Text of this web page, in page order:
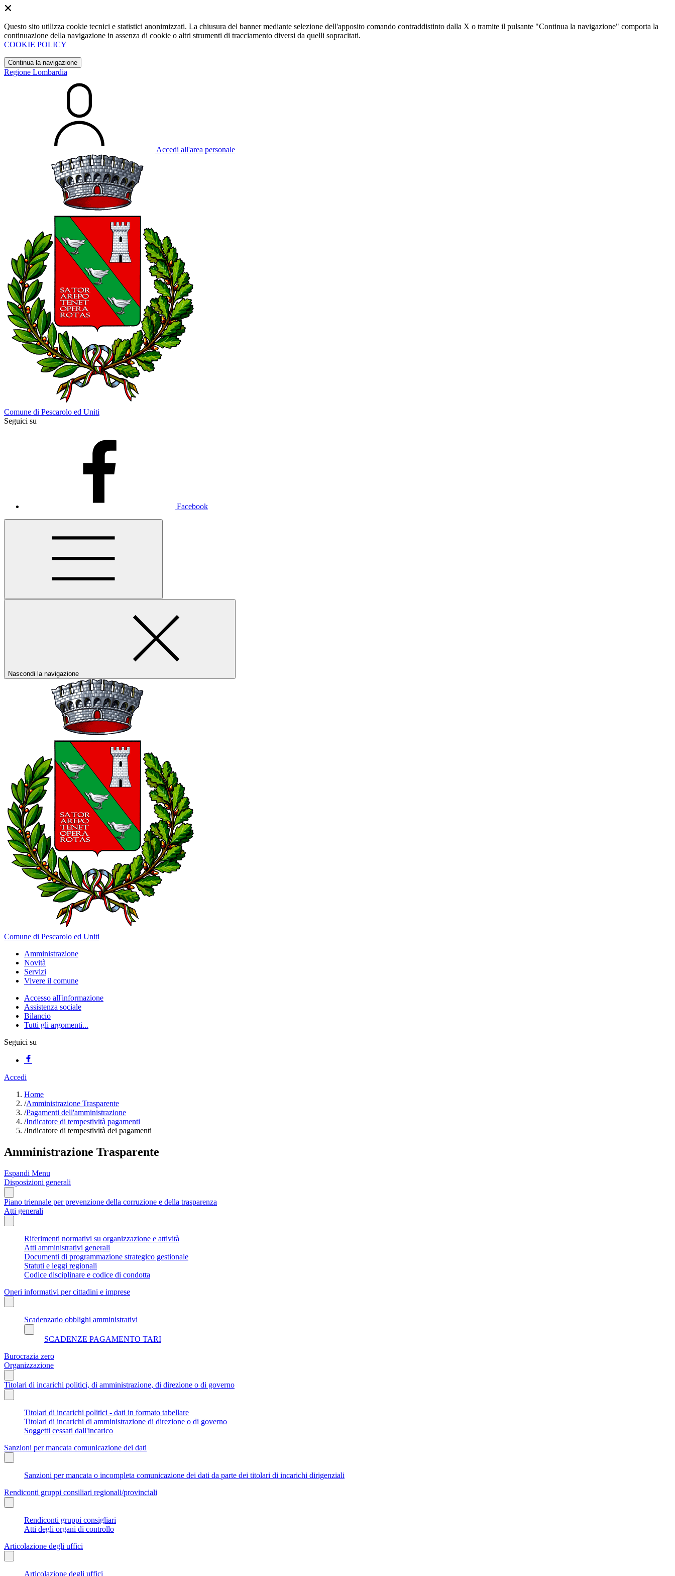
Questo sito utilizza cookie tecnici e statistici anonimizzati. La chiusura del banner mediante selezione dell'apposito comando contraddistinto dalla X o tramite il pulsante "Continua la navigazione" comporta la
continuazione della navigazione in assenza di cookie o altri strumenti di tracciamento diversi da quelli sopracitati.
COOKIE POLICY
Continua la navigazione
Regione Lombardia
Accedi all'area personale
Comune di Pescarolo ed Uniti
Seguici su
Facebook
Nascondi la navigazione
Comune di Pescarolo ed Uniti
Amministrazione
Novità
Servizi
Vivere il comune
Accesso all'informazione
Assistenza sociale
Bilancio
Tutti gli argomenti...
Seguici su
Accedi
Home
/Amministrazione Trasparente
/Pagamenti dell'amministrazione
/Indicatore di tempestività pagamenti
/Indicatore di tempestività dei pagamenti
Amministrazione Trasparente
Espandi Menu
Disposizioni generali
Piano triennale per prevenzione della corruzione e della trasparenza
Atti generali
Riferimenti normativi su organizzazione e attività
Atti amministrativi generali
Documenti di programmazione strategico gestionale
Statuti e leggi regionali
Codice disciplinare e codice di condotta
Oneri informativi per cittadini e imprese
Scadenzario obblighi amministrativi
SCADENZE PAGAMENTO TARI
Burocrazia zero
Organizzazione
Titolari di incarichi politici, di amministrazione, di direzione o di governo
Titolari di incarichi politici - dati in formato tabellare
Titolari di incarichi di amministrazione di direzione o di governo
Soggetti cessati dall'incarico
Sanzioni per mancata comunicazione dei dati
Sanzioni per mancata o incompleta comunicazione dei dati da parte dei titolari di incarichi dirigenziali
Rendiconti gruppi consiliari regionali/provinciali
Rendiconti gruppi consigliari
Atti degli organi di controllo
Articolazione degli uffici
Articolazione degli uffici